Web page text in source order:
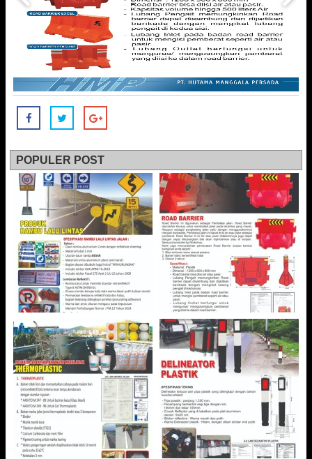
POPULER POST